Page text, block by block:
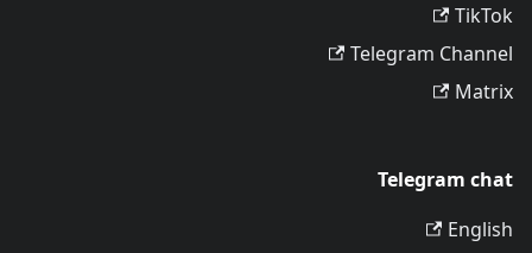
TikTok
Telegram Channel
Matrix
Telegram chat
English